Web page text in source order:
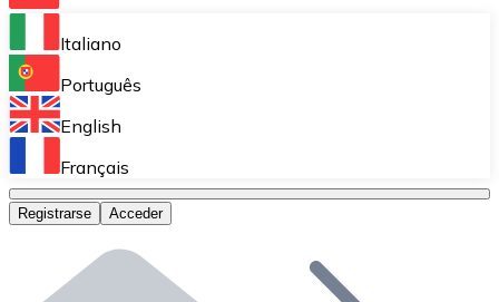
Bitnovo Ramp
Integra nuestra solución en tu plataforma.
Bitnovo Giftcards
Bitnovo OTC
Bitnovo ATM
Italiano
Português
English
Français
Registrarse Acceder